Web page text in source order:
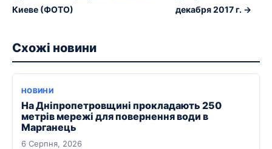
Киеве (ФОТО)
декабря 2017 г. →
Схожі новини
НОВИНИ
На Дніпропетровщині прокладають 250
метрів мережі для повернення води в
Марганець
6 Серпня, 2026